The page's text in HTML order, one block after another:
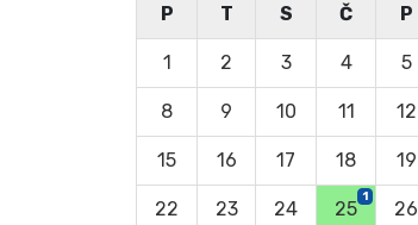
P T S Č P
1 2 3 4 5
8 9 10 11 12
15 16 17 18 19
22 23 24 25
1
26